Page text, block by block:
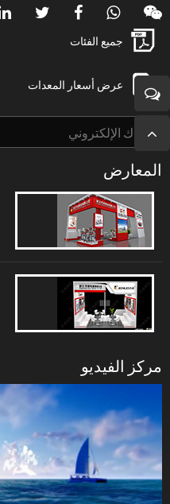
جميع الفئات
عرض أسعار المعدات
المعارض
مركز الفيديو